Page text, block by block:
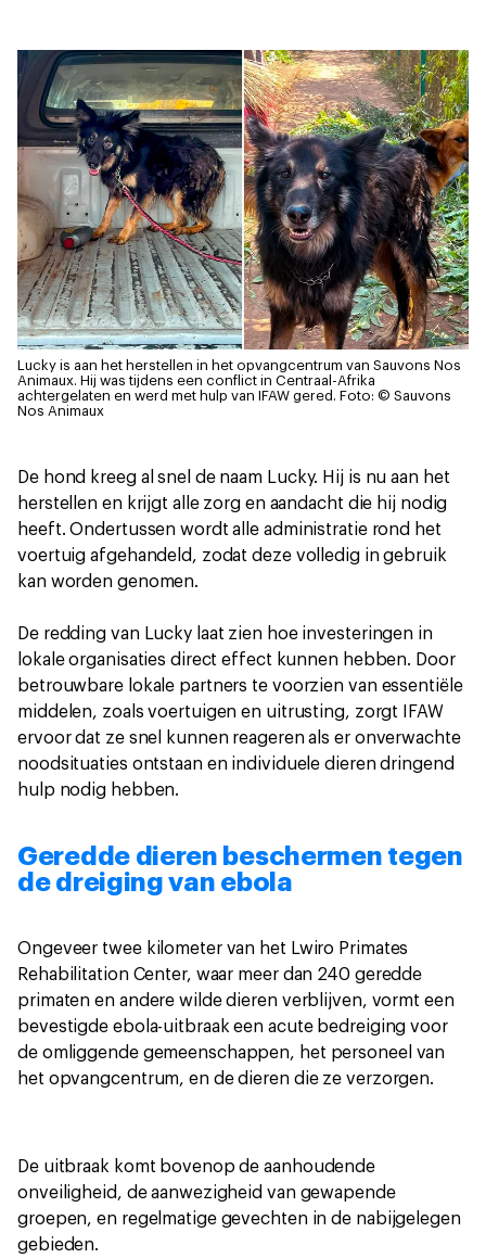
Lucky is aan het herstellen in het opvangcentrum van Sauvons Nos
Animaux. Hij was tijdens een conflict in Centraal-Afrika
achtergelaten en werd met hulp van IFAW gered. Foto: © Sauvons
Nos Animaux
De hond kreeg al snel de naam Lucky. Hij is nu aan het
herstellen en krijgt alle zorg en aandacht die hij nodig
heeft. Ondertussen wordt alle administratie rond het
voertuig afgehandeld, zodat deze volledig in gebruik
kan worden genomen.
De redding van Lucky laat zien hoe investeringen in
lokale organisaties direct effect kunnen hebben. Door
betrouwbare lokale partners te voorzien van essentiële
middelen, zoals voertuigen en uitrusting, zorgt IFAW
ervoor dat ze snel kunnen reageren als er onverwachte
noodsituaties ontstaan en individuele dieren dringend
hulp nodig hebben.
Geredde dieren beschermen tegen
de dreiging van ebola
Ongeveer twee kilometer van het Lwiro Primates
Rehabilitation Center, waar meer dan 240 geredde
primaten en andere wilde dieren verblijven, vormt een
bevestigde ebola-uitbraak een acute bedreiging voor
de omliggende gemeenschappen, het personeel van
het opvangcentrum, en de dieren die ze verzorgen.
De uitbraak komt bovenop de aanhoudende
onveiligheid, de aanwezigheid van gewapende
groepen, en regelmatige gevechten in de nabijgelegen
gebieden.